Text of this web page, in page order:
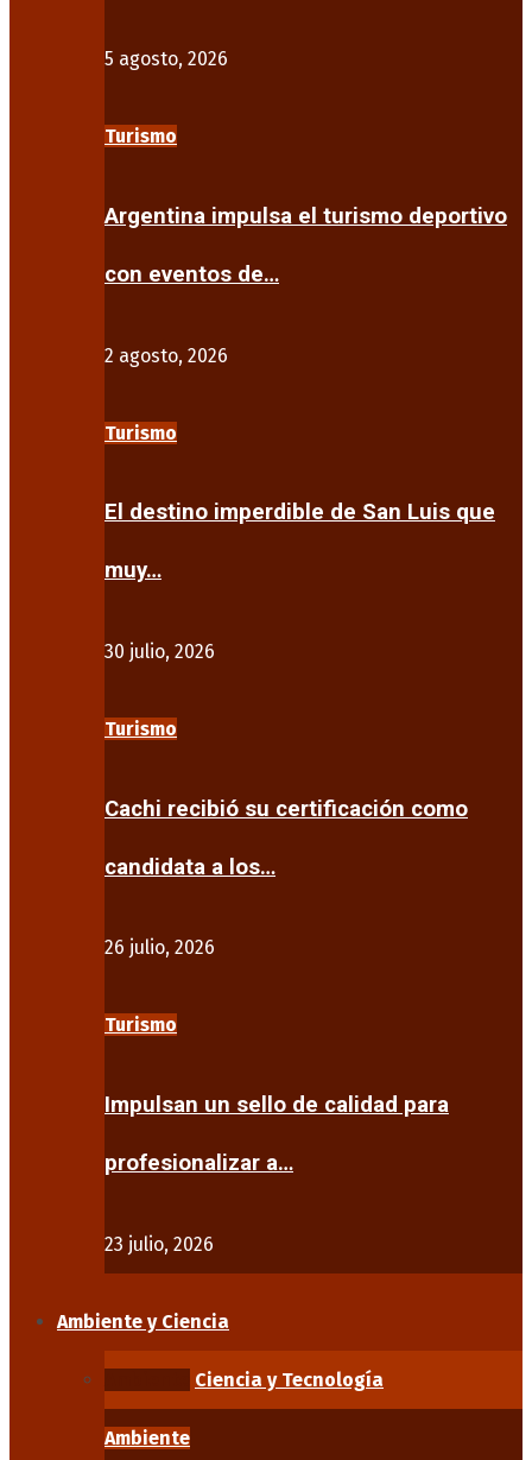
5 agosto, 2026
Turismo
Argentina impulsa el turismo deportivo
con eventos de…
2 agosto, 2026
Turismo
El destino imperdible de San Luis que
muy…
30 julio, 2026
Turismo
Cachi recibió su certificación como
candidata a los…
26 julio, 2026
Turismo
Impulsan un sello de calidad para
profesionalizar a…
23 julio, 2026
Ambiente y Ciencia
Ciencia y Tecnología
Ambiente